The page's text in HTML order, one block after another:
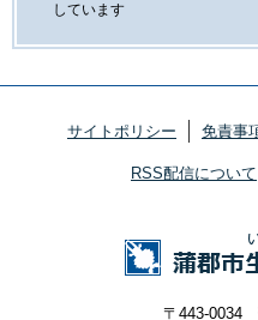
しています
サイトポリシー 免責事
RSS配信について
〒443-0034